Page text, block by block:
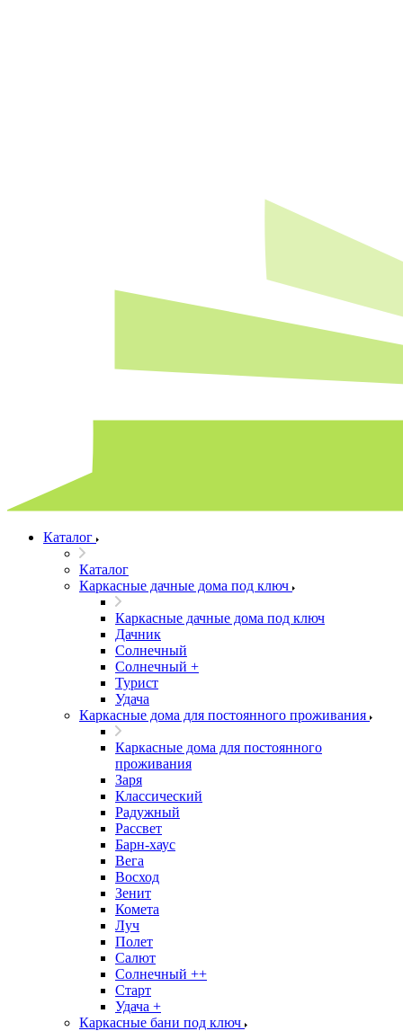
Каталог
Каталог
Каркасные дачные дома под ключ
Каркасные дачные дома под ключ
Дачник
Солнечный
Солнечный +
Турист
Удача
Каркасные дома для постоянного проживания
Каркасные дома для постоянного
проживания
Заря
Классический
Радужный
Рассвет
Барн-хаус
Вега
Восход
Зенит
Комета
Луч
Полет
Салют
Солнечный ++
Старт
Удача +
Каркасные бани под ключ